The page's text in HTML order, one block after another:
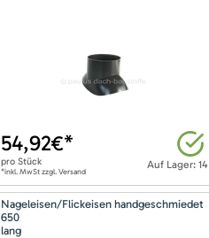
Auf Lager: 14
54,92€*
pro Stück
*inkl. MwSt zzgl. Versand
Nageleisen/Flickeisen handgeschmiedet
650
lang